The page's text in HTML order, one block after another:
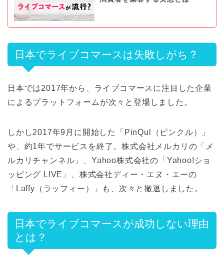
日本でライブコマースは失敗しがち？
日本では2017年から、ライブコマースに注目した企業
によるプラットフォームが次々と登場しました。
しかし2017年9月に開始した「PinQul（ピンクル）」
や、約1年でサービスを終了。株式会社メルカリの「メ
ルカリチャンネル」、Yahoo株式会社の「Yahoo!ショ
ッピング LIVE」、株式会社ディー・エヌ・エーの
「Laffy（ラッフィー）」も、次々と撤退しました。
日本でライブコマースが成功しない理由
とは？